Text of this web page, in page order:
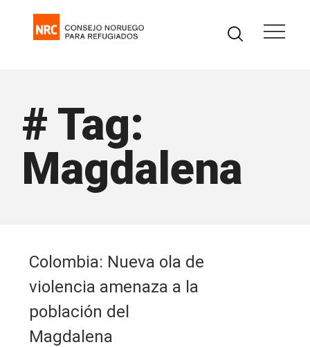
# Tag:
Magdalena
Colombia: Nueva ola de
violencia amenaza a la
población del
Magdalena